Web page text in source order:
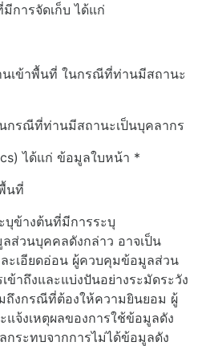
การจัดเก็บ ได้แก่
เข้าพื้นที่ ในกรณีที่ท่านมีสถานะ
กรณีที่ท่านมีสถานะเป็นบุคลากร
ได้แก่ ข้อมูลใบหน้า *
นที่
ข้างต้นที่มีการระบุ
ส่วนบุคคลดังกล่าว อาจเป็น
เอียดอ่อน ผู้ควบคุมข้อมูลส่วน
าถึงและแบ่งปันอย่างระมัดระวัง
ถึงกรณีที่ต้องให้ความยินยอม ผู้
จ้งเหตุผลของการใช้ข้อมูลดัง
กระทบจากการไม่ได้ข้อมูลดัง